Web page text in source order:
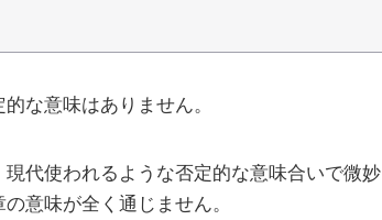
な意味はありません。
代使われるような否定的な意味合いで微妙
意味が全く通じません。